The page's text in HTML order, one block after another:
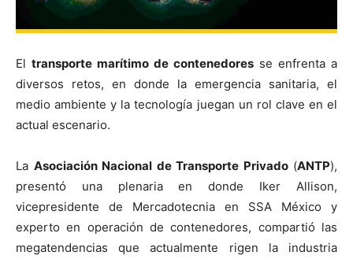
El transporte marítimo de contenedores se enfrenta a
diversos retos, en donde la emergencia sanitaria, el
medio ambiente y la tecnología juegan un rol clave en el
actual escenario.
La Asociación Nacional de Transporte Privado(ANTP),
presentó una plenaria en donde Iker Allison,
vicepresidente de Mercadotecnia en SSA México y
experto en operación de contenedores, compartió las
megatendencias que actualmente rigen la industria